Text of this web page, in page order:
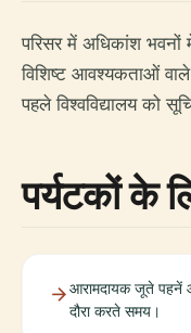
परिसर में अधिकांश
विशिष्ट आवश्यकताओं
पहले विश्वविद्यालय को
पर्यटकों के
आरामदायक जूते पहनें
दौरा करते समय।